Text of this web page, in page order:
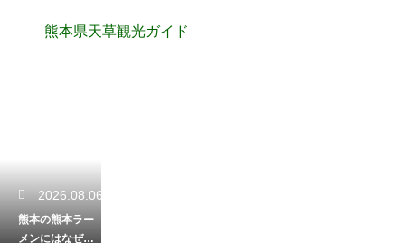
熊本県天草観光ガイド
2026.08.06
熊本の熊本ラー
メンにはなぜニ